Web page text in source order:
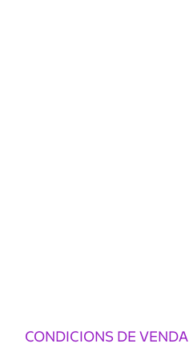
CONDICIONS DE VENDA